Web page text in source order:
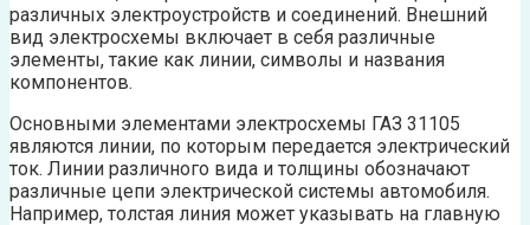
различных электроустройств и соединений. Внешний
вид электросхемы включает в себя различные
элементы, такие как линии, символы и названия
компонентов.
Основными элементами электросхемы ГАЗ 31105
являются линии, по которым передается электрический
ток. Линии различного вида и толщины обозначают
различные цепи электрической системы автомобиля.
Например, толстая линия может указывать на главную